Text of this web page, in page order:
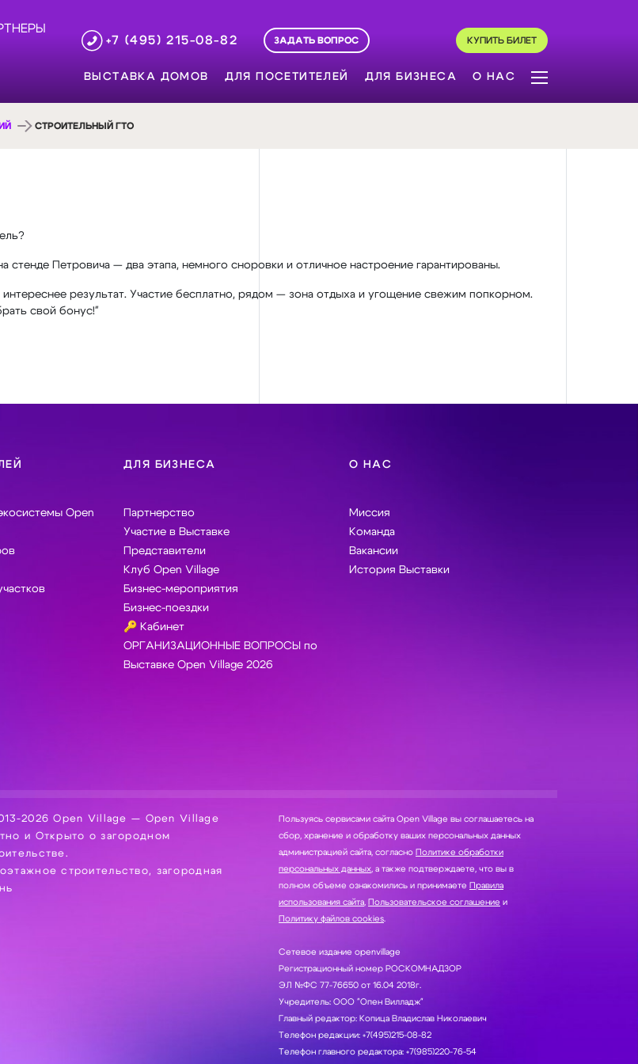
+7 (495) 215-08-82
ЗАДАТЬ ВОПРОС КУПИТЬ БИЛЕТ
ВЫСТАВКА ДОМОВ ДЛЯ ПОСЕТИТЕЛЕЙ ДЛЯ БИЗНЕСА О НАС
СТРОИТЕЛЬНЫЙ ГТО
стенде Петровича — два этапа, немного сноровки и отличное настроение гарантированы.
результат. Участие бесплатно, рядом — зона отдыха и угощение свежим попкорном.
свой бонус!"
Open
ДЛЯ БИЗНЕСА
Партнерство
Участие в Выставке
Представители
Клуб Open Village
Бизнес-мероприятия
Бизнес-поездки
🔑 Кабинет
ОРГАНИЗАЦИОННЫЕ ВОПРОСЫ по
Выставке Open Village 2026
О НАС
Миссия
Команда
Вакансии
История Выставки
2026 Open Village — Open Village
и Открыто о загородном
строительство, загородная
Пользуясь сервисами сайта Open Village вы соглашаетесь на
сбор, хранение и обработку ваших персональных данных
администрацией сайта, согласно Политике обработки
персональных данных , а также подтверждаете, что вы в
полном объеме ознакомились и принимаете Правила
использования сайта Пользовательское соглашение и
Политику файлов cookies.
Сетевое издание openvillage
Регистрационный номер РОСКОМНАДЗОР
ЭЛ №ФС 77-76650 от 16.04 2018г.
Учредитель: ООО "Опен Вилладж"
Главный редактор: Копица Владислав Николаевич
Телефон редакции: +7(495)215-08-82
Телефон главного редактора: +7(985)220-76-54